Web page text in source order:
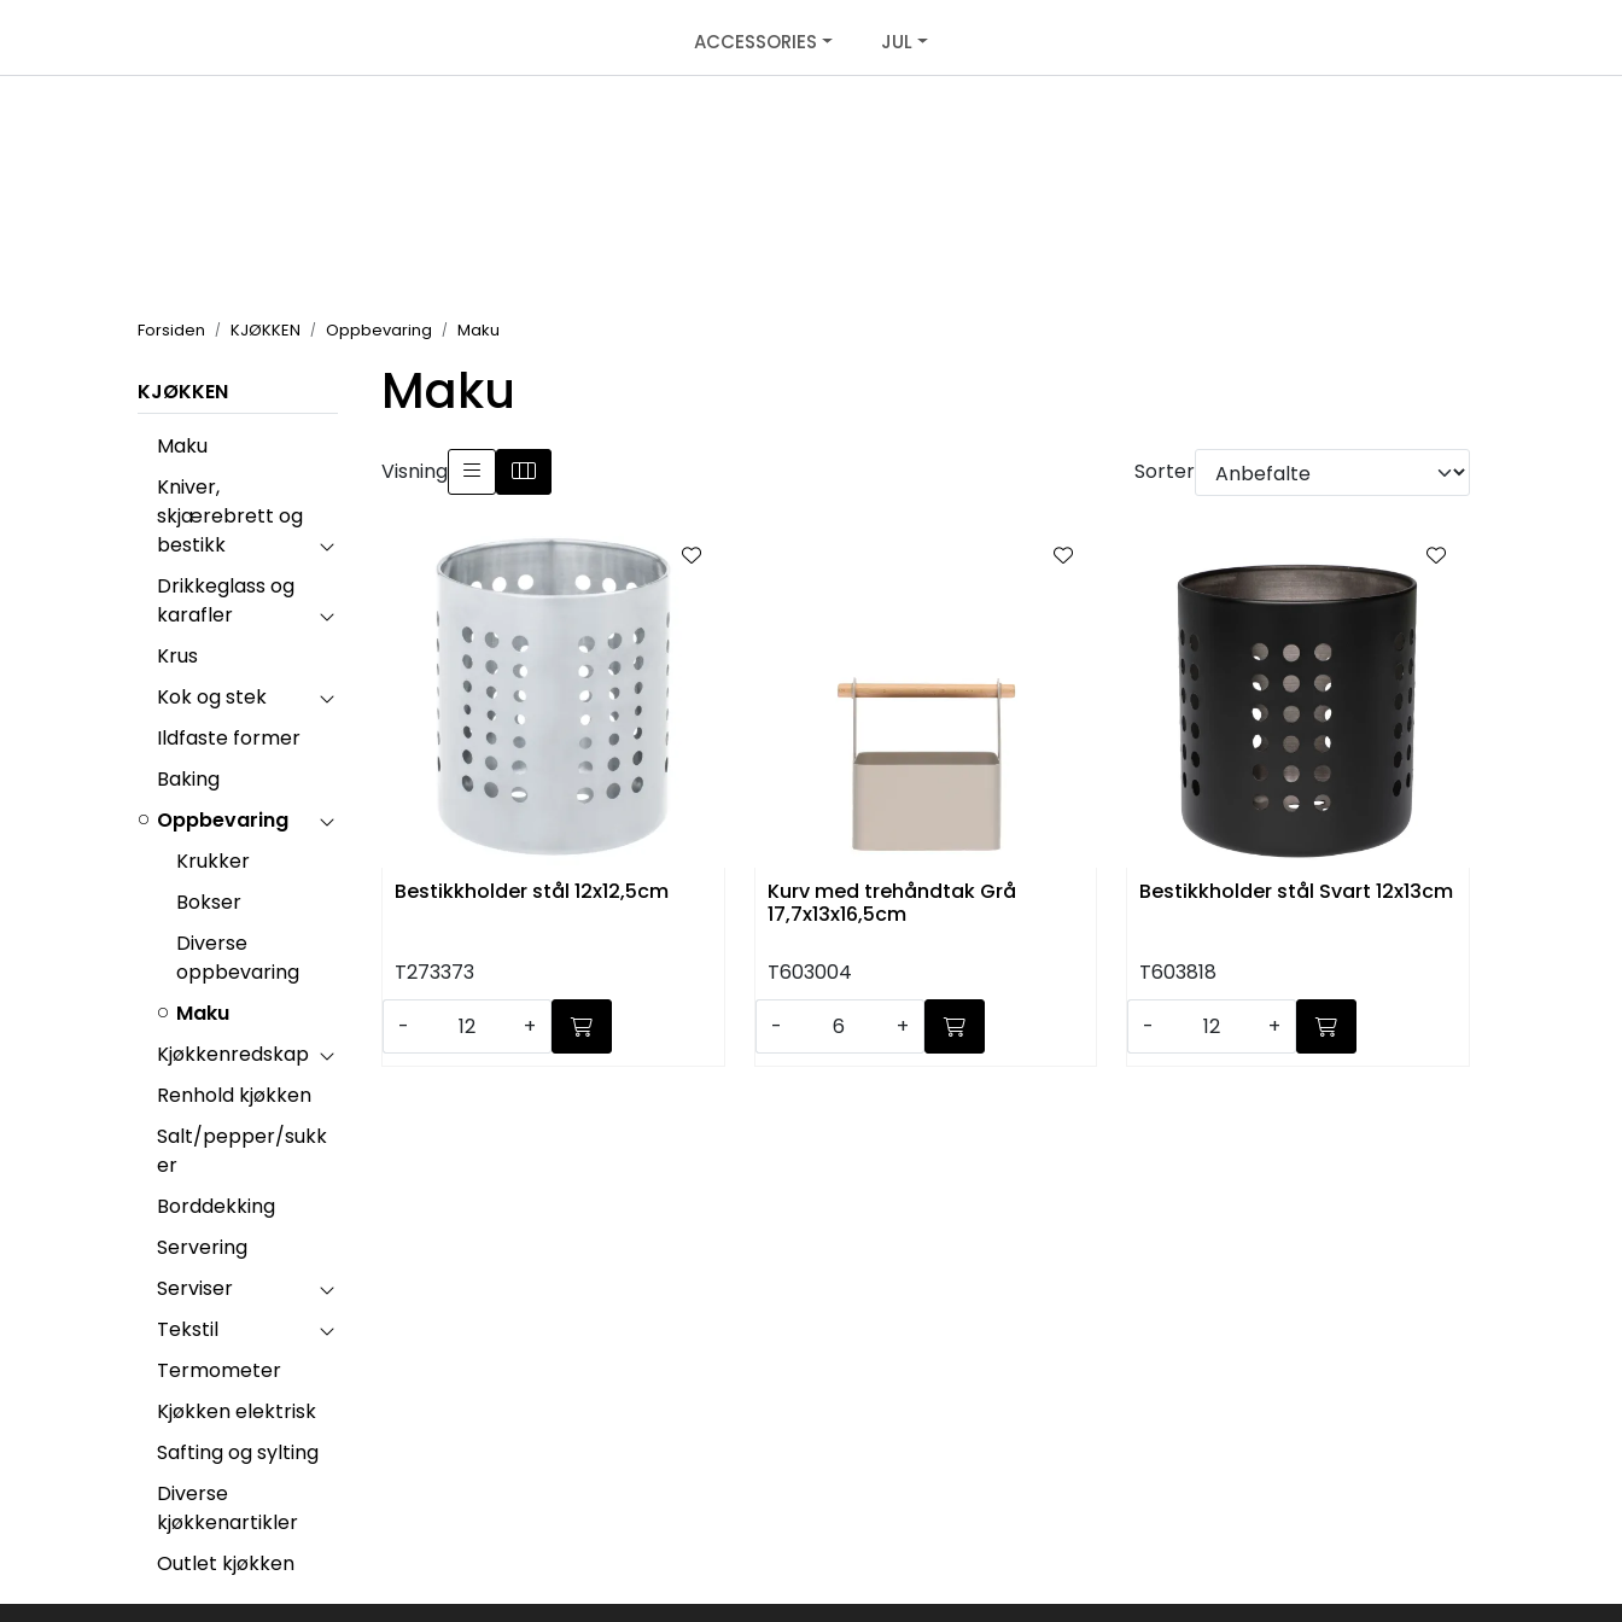
ACCESSORIES JUL
Forsiden KJØKKEN Oppbevaring Maku
KJØKKEN
Maku
Kniver,
skjærebrett og
bestikk
Drikkeglass og
karafler
Krus
Kok og stek
Ildfaste former
Baking
Oppbevaring
Krukker
Bokser
Diverse
oppbevaring
Maku
Kjøkkenredskap
Renhold kjøkken
Salt/pepper/sukk
er
Borddekking
Servering
Serviser
Tekstil
Termometer
Kjøkken elektrisk
Safting og sylting
Diverse
kjøkkenartikler
Outlet kjøkken
Maku
Visning Sorter
Bestikkholder stål 12x12,5cm
T273373
-
+
Kurv med trehåndtak Grå
17,7x13x16,5cm
T603004
-
+
Bestikkholder stål Svart 12x13cm
T603818
-
+